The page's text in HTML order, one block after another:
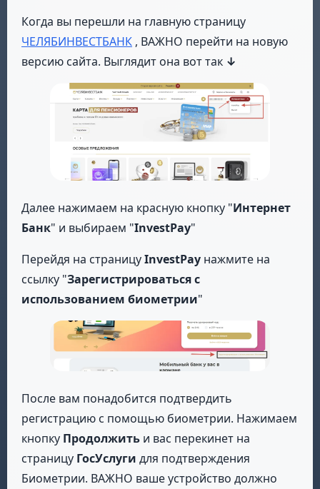
Когда вы перешли на главную страницу
ЧЕЛЯБИНВЕСТБАНК , ВАЖНО перейти на новую
версию сайта. Выглядит она вот так ↓
Далее нажимаем на красную кнопку "Интернет
Банк" и выбираем "InvestPay"
Перейдя на страницуInvestPay нажмите на
ссылку "Зарегистрироваться с
использованием биометрии"
После вам понадобится подтвердить
регистрацию с помощью биометрии. Нажимаем
кнопку Продолжить и вас перекинет на
страницу ГосУслуги для подтверждения
Биометрии. ВАЖНО ваше устройство должно